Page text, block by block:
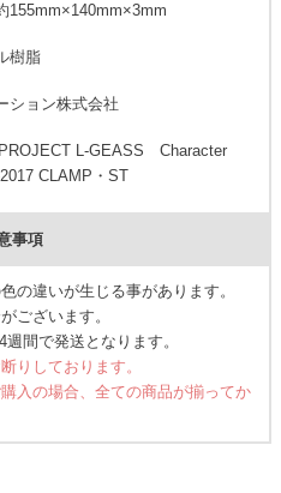
155mm×140mm×3mm
樹脂
ション株式会社
L-GEASS Character
CLAMP・ST
事項
の違いが生じる事があります。
ございます。
間で発送となります。
りしております。
入の場合、全ての商品が揃ってか